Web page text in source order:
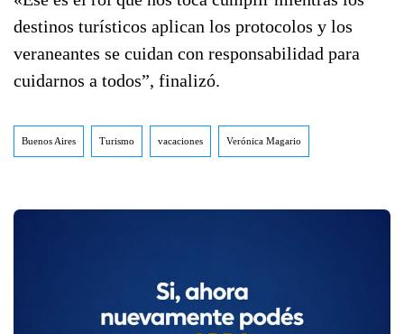
destinos turísticos aplican los protocolos y los
veraneantes se cuidan con responsabilidad para
cuidarnos a todos”, finalizó.
Buenos Aires Turismo vacaciones Verónica Magario